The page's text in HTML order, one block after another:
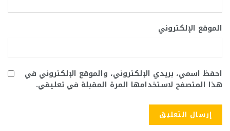
الموقع الإلكتروني
احفظ اسمي، بريدي الإلكتروني، والموقع الإلكتروني في
هذا المتصفح لاستخدامها المرة المقبلة في تعليقي.